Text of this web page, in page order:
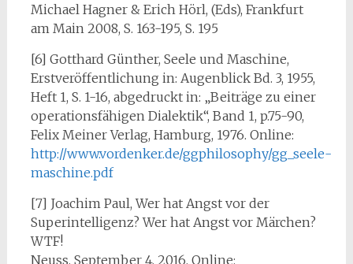
Michael Hagner & Erich Hörl, (Eds), Frankfurt
am Main 2008, S. 163-195, S. 195
[6] Gotthard Günther, Seele und Maschine,
Erstveröffentlichung in: Augenblick Bd. 3, 1955,
Heft 1, S. 1-16, abgedruckt in: „Beiträge zu einer
operationsfähigen Dialektik“, Band 1, p.75-90,
Felix Meiner Verlag, Hamburg, 1976. Online:
http://www.vordenker.de/ggphilosophy/gg_seele-
maschine.pdf
[7] Joachim Paul, Wer hat Angst vor der
Superintelligenz? Wer hat Angst vor Märchen?
WTF!
Neuss, September 4, 2016, Online: